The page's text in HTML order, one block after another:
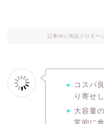
記事内に商品プロモー
コスパ
り寄せ
大容量
常的に